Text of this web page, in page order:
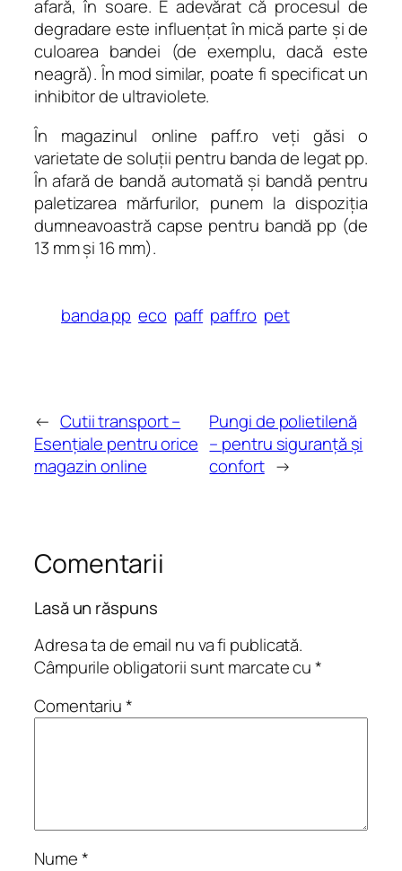
afară, în soare. E adevărat că procesul de
degradare este influenţat în mică parte şi de
culoarea bandei (de exemplu, dacă este
neagră). În mod similar, poate fi specificat un
inhibitor de ultraviolete.
În magazinul online paff.ro veţi găsi o
varietate de soluţii pentru banda de legat pp.
În afară de bandă automată şi bandă pentru
paletizarea mărfurilor, punem la dispoziţia
dumneavoastră capse pentru bandă pp (de
13 mm şi 16 mm).
banda pp eco paff paff.ro pet
← Cutii transport –
Esenţiale pentru orice
magazin online
Pungi de polietilenă
– pentru siguranţă şi
confort →
Comentarii
Lasă un răspuns
Adresa ta de email nu va fi publicată.
Câmpurile obligatorii sunt marcate cu*
Comentariu*
Nume*